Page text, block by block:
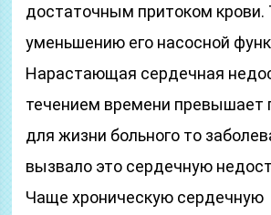
достаточным притоком крови.
уменьшению его насосной
Нарастающая сердечная
течением времени превышает
для жизни больного то
вызвало это сердечную
Чаще хроническую сердечную